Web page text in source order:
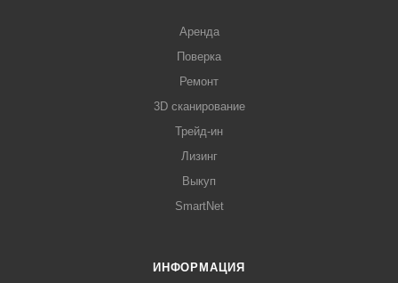
Аренда
Поверка
Ремонт
3D сканирование
Трейд-ин
Лизинг
Выкуп
SmartNet
ИНФОРМАЦИЯ